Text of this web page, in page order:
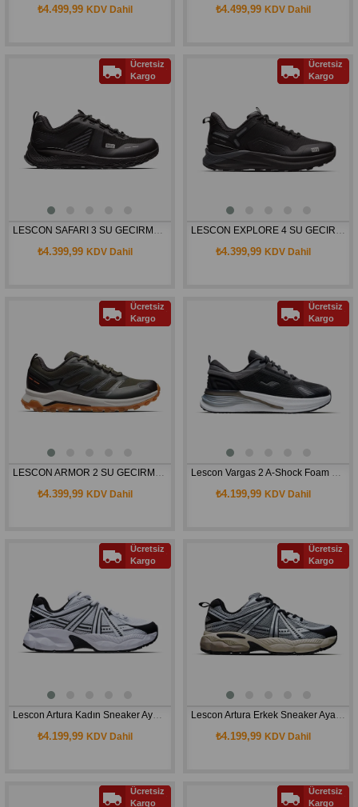
₺4.499,99 KDV Dahil ₺4.499,99 KDV Dahil
₺4.399,99 KDV Dahil
Ücretsiz
Kargo
₺4.399,99 KDV Dahil
Ücretsiz
Kargo
₺4.399,99 KDV Dahil
Ücretsiz
Kargo
₺4.199,99 KDV Dahil
Ücretsiz
Kargo
Lescon Artura Kadın Sneaker Ayakkabı
₺4.199,99 KDV Dahil
Ücretsiz
Kargo
Lescon Artura Erkek Sneaker Ayakkabı
₺4.199,99 KDV Dahil
Ücretsiz
Kargo
Ücretsiz
Kargo
Ücretsiz
Kargo